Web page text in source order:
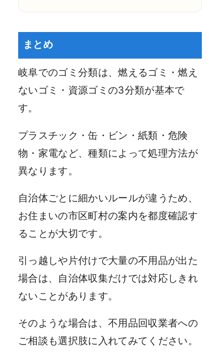
まとめ
岐阜でのゴミ分類は、燃えるゴミ・燃え
ないゴミ・資源ゴミの3分類が基本で
す。
プラスチック・缶・ビン・紙類・危険
物・家電など、種類によって処理方法が
異なります。
自治体ごとに細かいルールが違うため、
お住まいの市区町村の案内を都度確認す
ることが大切です。
引っ越しや片付けで大量の不用品が出た
場合は、自治体収集だけでは対応しきれ
ないことがあります。
そのような場合は、不用品回収業者への
ご相談も選択肢に入れてみてください。